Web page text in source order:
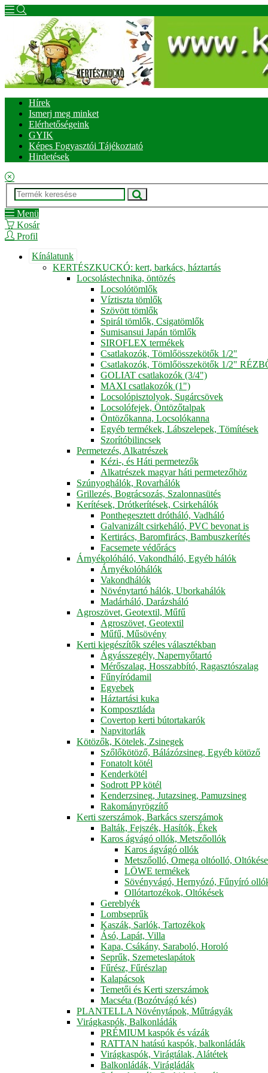
Hírek
Ismerj meg minket
Elérhetőségeink
GYIK
Képes Fogyasztói Tájékoztató
Hirdetések
Menü
Kosár
Profil
Kínálatunk
KERTÉSZKUCKÓ: kert, barkács, háztartás
Locsolástechnika, öntözés
Locsolótömlők
Víztiszta tömlők
Szövött tömlők
Spirál tömlők, Csigatömlők
Sumisansui Japán tömlők
SIROFLEX termékek
Csatlakozók, Tömlőösszekötők 1/2"
Csatlakozók, Tömlőösszekötők 1/2"
GOLIAT csatlakozók (3/4")
MAXI csatlakozók (1")
Locsolópisztolyok, Sugárcsövek
Locsolófejek, Öntözőtalpak
Öntözőkanna, Locsolókanna
Egyéb termékek, Lábszelepek, Tömítések
Szorítóbilincsek
Permetezés, Alkatrészek
Kézi-, és Háti permetezők
Alkatrészek magyar háti permetezőhöz
Szúnyoghálók, Rovarhálók
Grillezés, Bográcsozás, Szalonnasütés
Kerítések, Drótkerítések, Csirkehálók
Ponthegesztett drótháló, Vadháló
Galvanizált csirkeháló, PVC bevonat is
Kertirács, Baromfirács, Bambuszkerítés
Facsemete védőrács
Árnyékolóháló, Vakondháló, Egyéb hálók
Árnyékolóhálók
Vakondhálók
Növénytartó hálók, Uborkahálók
Madárháló, Darázsháló
Agroszövet, Geotextil, Műfű
Agroszövet, Geotextil
Műfű, Műsövény
Kerti kiegészítők széles választékban
Ágyásszegély, Napernyőtartó
Mérőszalag, Hosszabbító, Ragasztószalag
Fűnyíródamil
Egyebek
Háztartási kuka
Komposztláda
Covertop kerti bútortakarók
Napvitorlák
Kötözők, Kötelek, Zsinegek
Szőlőkötöző, Bálázózsineg, Egyéb kötöző
Fonatolt kötél
Kenderkötél
Sodrott PP kötél
Kenderzsineg, Jutazsineg, Pamuzsineg
Rakományrögzítő
Kerti szerszámok, Barkács szerszámok
Balták, Fejszék, Hasítók, Ékek
Karos ágvágó ollók, Metszőollók
Karos ágvágó ollók
Metszőolló, Omega oltóolló,
LÖWE termékek
Sövényvágó, Hernyózó, Fűnyíró
Ollótartozékok, Oltókések
Gereblyék
Lombseprűk
Kaszák, Sarlók, Tartozékok
Ásó, Lapát, Villa
Kapa, Csákány, Saraboló, Horoló
Seprűk, Szemeteslapátok
Fűrész, Fűrészlap
Kalapácsok
Temetői és Kerti szerszámok
Macséta (Bozótvágó kés)
PLANTELLA Növénytápok, Műtrágyák
Virágkaspók, Balkonládák
PRÉMIUM kaspók és vázák
RATTAN hatású kaspók, balkonládák
Virágkaspók, Virágtálak, Alátétek
Balkonládák, Virágládák